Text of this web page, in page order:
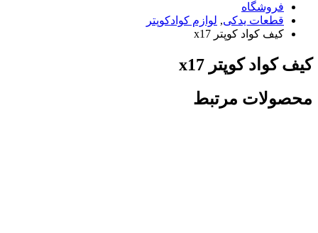
فروشگاه
قطعات یدکی, لوازم کوادکوپتر
کیف کواد کوپتر x17
کیف کواد کوپتر x17
محصولات مرتبط